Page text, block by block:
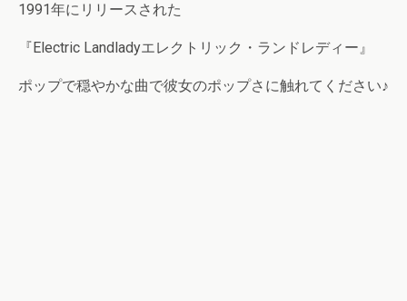
1991年にリリースされた
『Electric Landladyエレクトリック・ランドレディー』
ポップで穏やかな曲で彼女のポップさに触れてください♪